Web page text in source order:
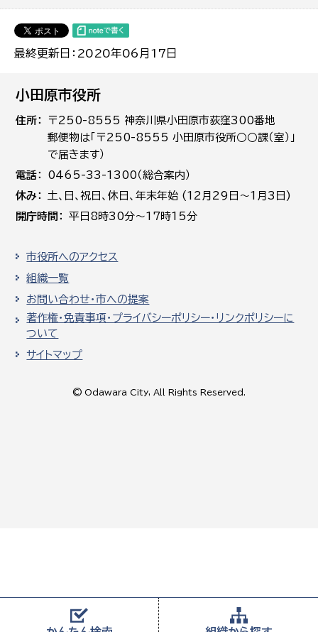
最終更新日：2020年06月17日
小田原市役所
住所
〒250-8555 神奈川県小田原市荻窪300番地
郵便物は「〒250-8555 小田原市役所○○課（室）」
で届きます）
電話
0465-33-1300（総合案内）
休み
土､日､祝日、休日、年末年始 (12月29日～1月3日)
開庁時間
平日8時30分～17時15分
市役所へのアクセス
組織一覧
お問い合わせ・市への提案
著作権・免責事項・プライバシーポリシー・リンクポリシーに
ついて
サイトマップ
© Odawara City, All Rights Reserved.